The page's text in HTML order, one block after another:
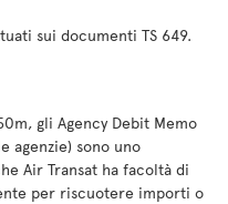
sui documenti TS 649.
gli Agency Debit Memo
agenzie) sono uno
Air Transat ha facoltà di
per riscuotere importi o